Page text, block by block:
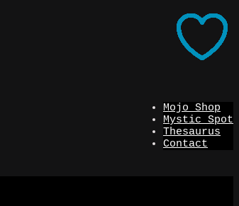
Mojo Shop
Mystic Spot
Thesaurus
Contact